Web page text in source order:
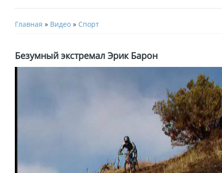
Главная » Видео » Спорт
Безумный экстремал Эрик Барон